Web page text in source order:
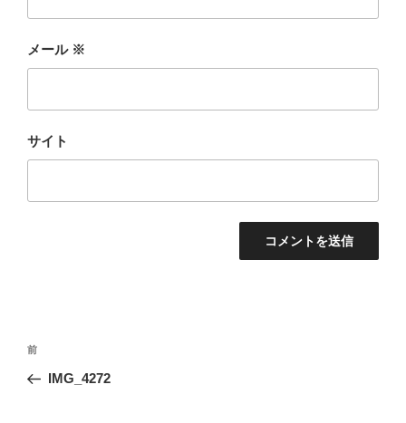
メール ※
サイト
投
ナ
前
の
前
IMG_4272